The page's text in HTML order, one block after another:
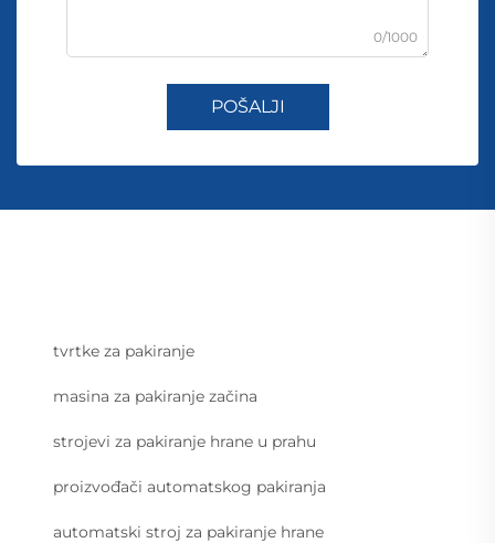
0/1000
POŠALJI
tvrtke za pakiranje
masina za pakiranje začina
strojevi za pakiranje hrane u prahu
proizvođači automatskog pakiranja
automatski stroj za pakiranje hrane